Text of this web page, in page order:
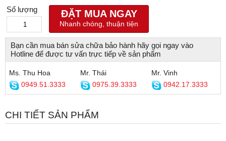
Số lượng ĐẶT MUA NGAY
Nhanh chóng, thuận tiện
Bạn cần mua bán sửa chữa bảo hành hãy gọi ngay vào
Hotline để được tư vấn trực tiếp về sản phẩm
Ms. Thu Hoa
0949.51.3333
Mr. Thái
0975.39.3333
Mr. Vinh
0942.17.3333
CHI TIẾT SẢN PHẨM